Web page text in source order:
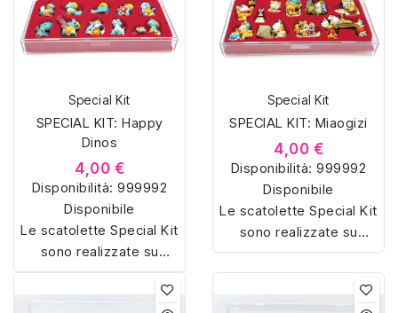
Special Kit
SPECIAL KIT: Happy
Dinos
4,00 €
Disponibilità:999992
Disponibile
Le scatolette Special Kit
sono realizzate su
misura con materiali di
alta qualità, hanno un
Special Kit
SPECIAL KIT: Miaogizi
4,00 €
Disponibilità:999992
Disponibile
Le scatolette Special Kit
sono realizzate su
misura con materiali di
alta qualità, hanno un
interno sagomato in